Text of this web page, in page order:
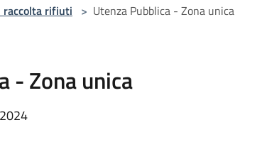
raccolta rifiuti > Utenza Pubblica - Zona unica
- Zona unica